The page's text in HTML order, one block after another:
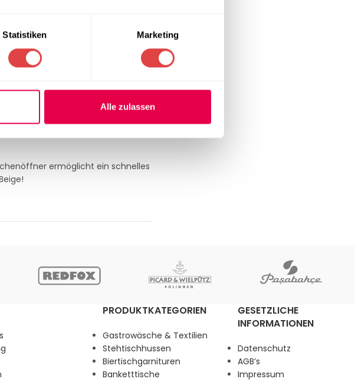
Statistiken Marketing
Alle zulassen
ermöglicht ein schnelles
PRODUKTKATEGORIEN
Gastrowäsche & Textilien
Stehtischhussen
Biertischgarnituren
Banketttische
GESETZLICHE
INFORMATIONEN
Datenschutz
AGB’s
Impressum